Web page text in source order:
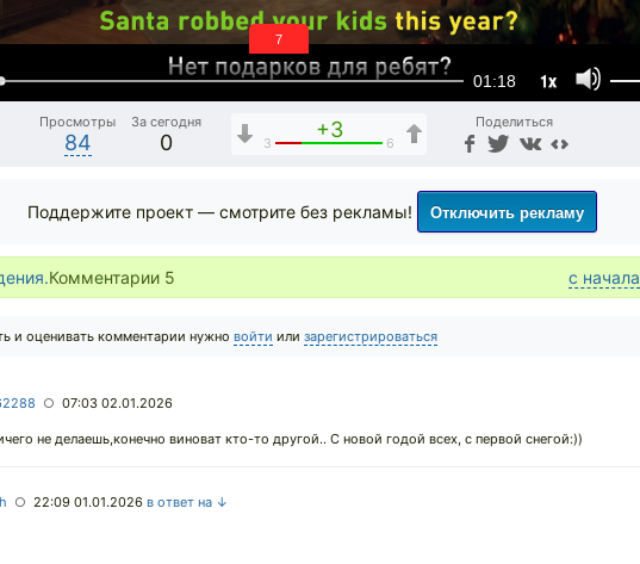
01:18 1x
6
Просмотры
84
За сегодня
0
+3
3 6
Поделиться
Поддержите проект — смотрите без рекламы! Отключить рекламу
Комментарии 5 с начала
и оценивать комментарии нужно войти или зарегистрироваться
○ 07:03 02.01.2026
не делаешь,конечно виноват кто-то другой.. С новой годой всех, с первой снегой:))
○ 22:09 01.01.2026 в ответ на ↓